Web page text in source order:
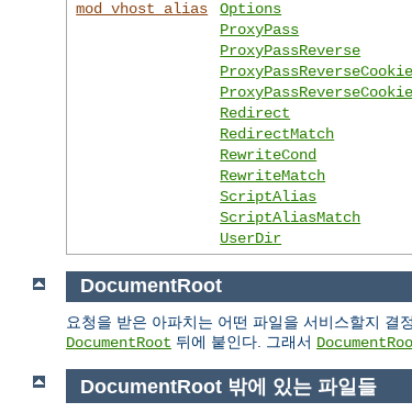
mod_vhost_alias
Options
ProxyPass
ProxyPassReverse
Redirect
RedirectMatch
RewriteCond
RewriteMatch
ScriptAlias
ScriptAliasMatch
UserDir
DocumentRoot
요청을 받은 아파치는 어떤 파일을 서비스할지
DocumentRoot 뒤에 붙인다. 그래서
DocumentRoot 밖에 있는 파일들